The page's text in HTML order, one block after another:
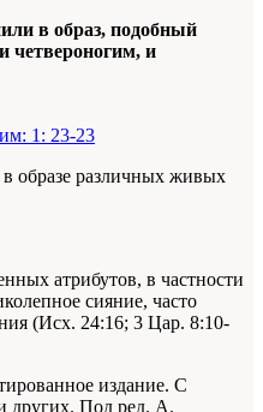
в образ, подобный
четвероногим, и
1: 23-23
образе различных живых
атрибутов, в частности
сияние, часто
(Исх. 24:16; 3 Цар. 8:10-
издание. С
других. Под ред. А.